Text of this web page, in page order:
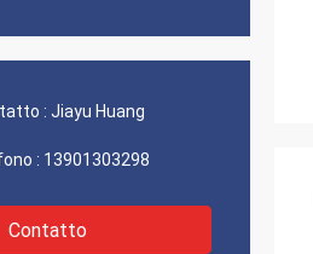
: Jiayu Huang
: 13901303298
Contatto